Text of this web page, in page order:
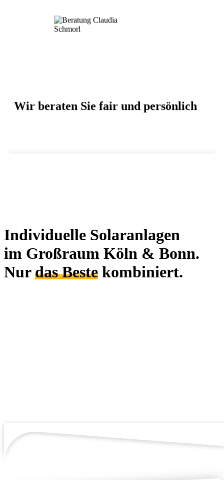
Wir beraten Sie fair und persönlich
Individuelle Solaranlagen
im Großraum Köln & Bonn.
Nurdas Beste kombiniert.